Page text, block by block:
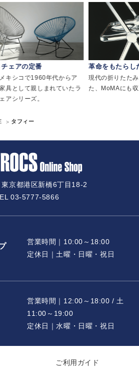
ェアの定番
キシコで1960年代からア
具として親しまれていたラ
アシリーズ。
革命をもたらし
現代の折りたた
た、MoMAにも
タフィー
京都港区新橋6丁目18-2
03-5777-5866
営業時間｜10:00～18:00
定休日｜土曜・日曜・祝日
営業時間｜12:00～18:00 / 土
11:00～19:00
定休日｜水曜・日曜・祝日
ご利用ガイド